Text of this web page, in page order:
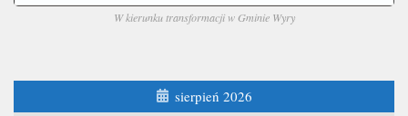
W kierunku transformacji w Gminie Wyry
sierpień 2026